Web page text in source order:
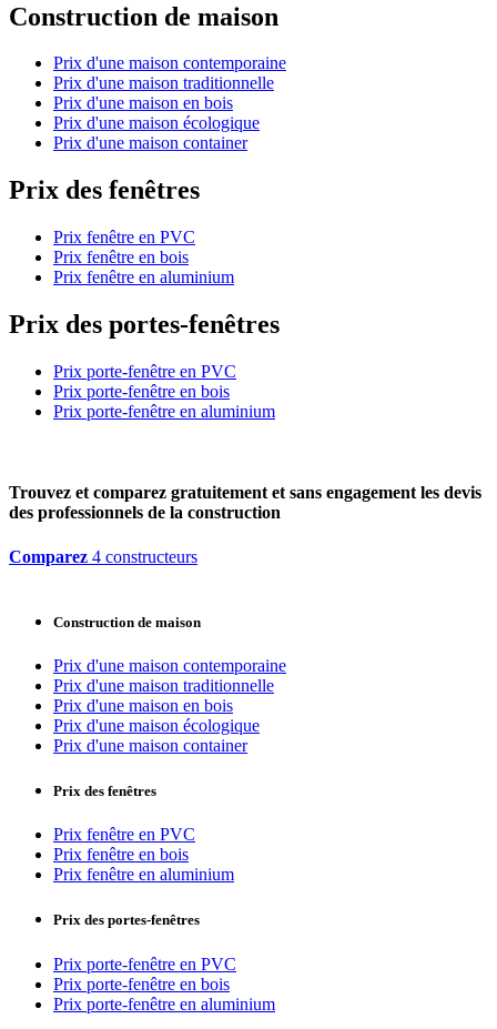
Construction de maison
Prix d'une maison contemporaine
Prix d'une maison traditionnelle
Prix d'une maison en bois
Prix d'une maison écologique
Prix d'une maison container
Prix des fenêtres
Prix fenêtre en PVC
Prix fenêtre en bois
Prix fenêtre en aluminium
Prix des portes-fenêtres
Prix porte-fenêtre en PVC
Prix porte-fenêtre en bois
Prix porte-fenêtre en aluminium
Trouvez et comparez gratuitement et sans engagement les devis
des professionnels de la construction
Comparez 4 constructeurs
Construction de maison
Prix d'une maison contemporaine
Prix d'une maison traditionnelle
Prix d'une maison en bois
Prix d'une maison écologique
Prix d'une maison container
Prix des fenêtres
Prix fenêtre en PVC
Prix fenêtre en bois
Prix fenêtre en aluminium
Prix des portes-fenêtres
Prix porte-fenêtre en PVC
Prix porte-fenêtre en bois
Prix porte-fenêtre en aluminium